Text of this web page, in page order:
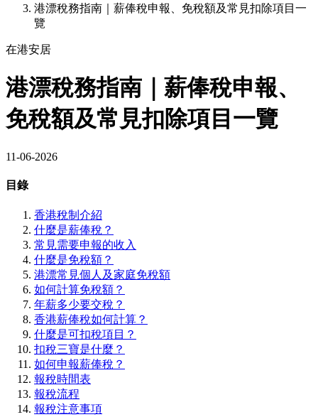
港漂稅務指南｜薪俸稅申報、免稅額及常見扣除項目一
覽
在港安居
港漂稅務指南｜薪俸稅申報、
免稅額及常見扣除項目一覽
11-06-2026
目錄
香港稅制介紹
什麼是薪俸稅？
常見需要申報的收入
什麼是免稅額？
港漂常見個人及家庭免稅額
如何計算免稅額？
年薪多少要交稅？
香港薪俸稅如何計算？
什麼是可扣稅項目？
扣稅三寶是什麼？
如何申報薪俸稅？
報稅時間表
報稅流程
報稅注意事項